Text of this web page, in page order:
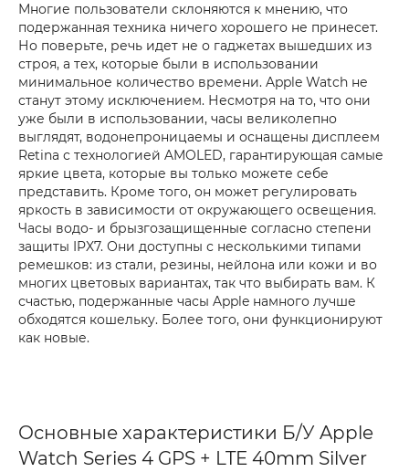
Многие пользователи склоняются к мнению, что
подержанная техника ничего хорошего не принесет.
Но поверьте, речь идет не о гаджетах вышедших из
строя, а тех, которые были в использовании
минимальное количество времени. Apple Watch не
станут этому исключением. Несмотря на то, что они
уже были в использовании, часы великолепно
выглядят, водонепроницаемы и оснащены дисплеем
Retina с технологией AMOLED, гарантирующая самые
яркие цвета, которые вы только можете себе
представить. Кроме того, он может регулировать
яркость в зависимости от окружающего освещения.
Часы водо- и брызгозащищенные согласно степени
защиты IPX7. Они доступны с несколькими типами
ремешков: из стали, резины, нейлона или кожи и во
многих цветовых вариантах, так что выбирать вам. К
счастью, подержанные часы Apple намного лучше
обходятся кошельку. Более того, они функционируют
как новые.
Основные характеристики Б/У Apple
Watch Series 4 GPS + LTE 40mm Silver